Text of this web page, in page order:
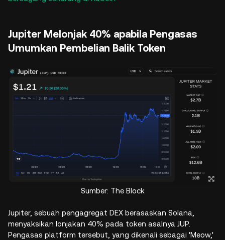
Jupiter Melonjak 40% apabila Pengasas
Umumkan Pembelian Balik Token
Sumber: The Block
Jupiter, sebuah pengagregat DEX berasaskan Solana,
menyaksikan lonjakan 40% pada token asalnya JUP.
Pengasas platform tersebut, yang dikenali sebagai 'Meow,'